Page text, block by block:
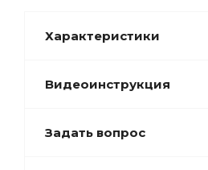
Характеристики
Видеоинструкция
Задать вопрос